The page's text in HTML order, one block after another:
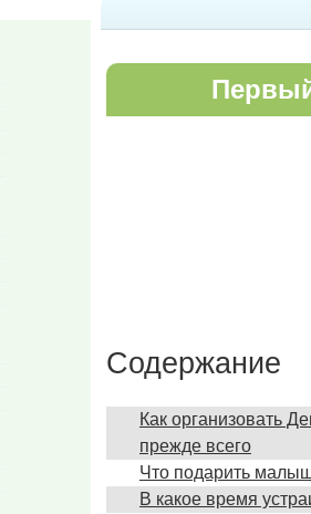
Содержание
Как организовать
прежде всего
Что подарить
В какое время